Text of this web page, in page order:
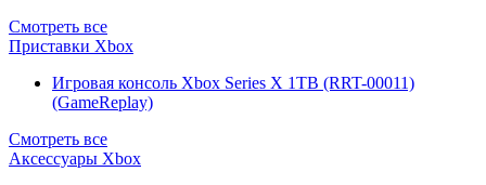
Смотреть все
Приставки Xbox
Игровая консоль Xbox Series X 1TB (RRT-00011)
(GameReplay)
Смотреть все
Аксессуары Xbox